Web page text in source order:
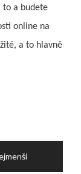
to a budete
online na
a to hlavně